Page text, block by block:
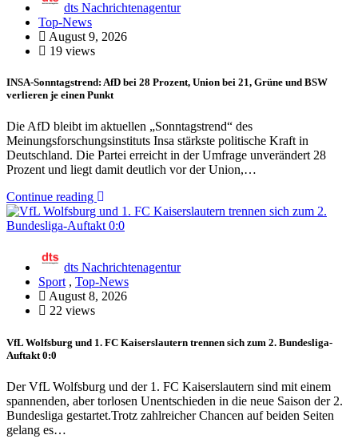
dts Nachrichtenagentur
Top-News
August 9, 2026
19 views
INSA-Sonntagstrend: AfD bei 28 Prozent, Union bei 21, Grüne und BSW
verlieren je einen Punkt
Die AfD bleibt im aktuellen „Sonntagstrend“ des
Meinungsforschungsinstituts Insa stärkste politische Kraft in
Deutschland. Die Partei erreicht in der Umfrage unverändert 28
Prozent und liegt damit deutlich vor der Union,…
Continue reading
dts Nachrichtenagentur
Sport, Top-News
August 8, 2026
22 views
VfL Wolfsburg und 1. FC Kaiserslautern trennen sich zum 2. Bundesliga-
Auftakt 0:0
Der VfL Wolfsburg und der 1. FC Kaiserslautern sind mit einem
spannenden, aber torlosen Unentschieden in die neue Saison der 2.
Bundesliga gestartet.Trotz zahlreicher Chancen auf beiden Seiten
gelang es…